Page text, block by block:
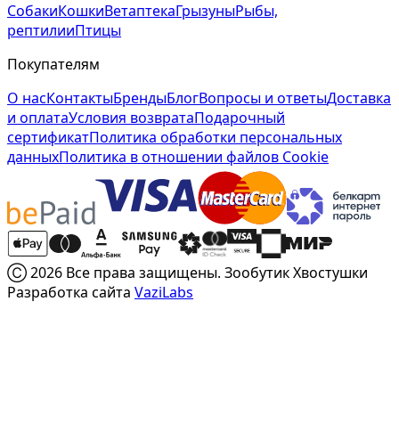
СобакиКошкиВетаптекаГрызуныРыбы,
рептилииПтицы
Покупателям
О насКонтактыБрендыБлогВопросы и ответыДоставка
и оплатаУсловия возвратаПодарочный
сертификатПолитика обработки персональных
данныхПолитика в отношении файлов Cookie
Ⓒ 2026 Все права защищены. Зообутик Хвостушки
Разработка сайта VaziLabs